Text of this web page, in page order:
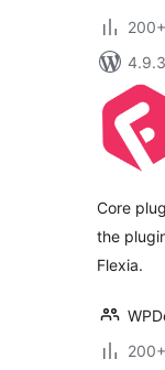
Core
the
Flexia.